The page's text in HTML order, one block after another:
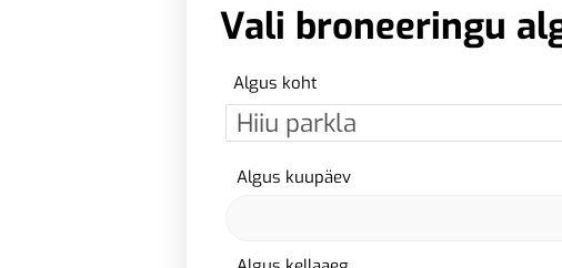
Vali broneeringu
Algus koht
Algus kuupäev